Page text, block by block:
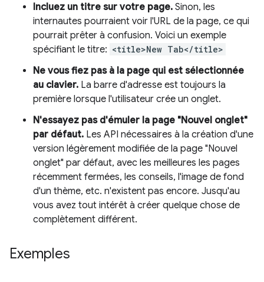
Incluez un titre sur votre page. Sinon, les
internautes pourraient voir l'URL de la page, ce qui
pourrait prêter à confusion. Voici un exemple
spécifiant le titre: <title>New Tab</title>
Ne vous fiez pas à la page qui est sélectionnée
au clavier. La barre d'adresse est toujours la
première lorsque l'utilisateur crée un onglet.
N'essayez pas d'émuler la page "Nouvel onglet"
par défaut. Les API nécessaires à la création d'une
version légèrement modifiée de la page "Nouvel
onglet" par défaut, avec les meilleures les pages
récemment fermées, les conseils, l'image de fond
d'un thème, etc. n'existent pas encore. Jusqu'au
vous avez tout intérêt à créer quelque chose de
complètement différent.
Exemples